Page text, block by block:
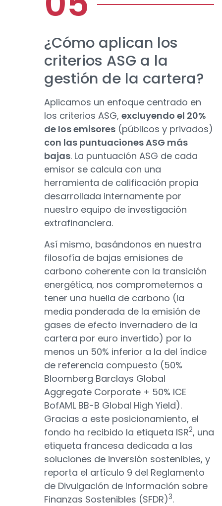
¿Cómo aplican los
criterios ASG a la
gestión de la cartera?
Aplicamos un enfoque centrado en
los criterios ASG, excluyendo el 20%
de los emisores (públicos y privados)
con las puntuaciones ASG más
bajas. La puntuación ASG de cada
emisor se calcula con una
herramienta de calificación propia
desarrollada internamente por
nuestro equipo de investigación
extrafinanciera.
Así mismo, basándonos en nuestra
filosofía de bajas emisiones de
carbono coherente con la transición
energética, nos comprometemos a
tener una huella de carbono (la
media ponderada de la emisión de
gases de efecto invernadero de la
cartera por euro invertido) por lo
menos un 50% inferior a la del índice
de referencia compuesto (50%
Bloomberg Barclays Global
Aggregate Corporate + 50% ICE
BofAML BB-B Global High Yield).
Gracias a este posicionamiento, el
fondo ha recibido la etiqueta ISR2, una
etiqueta francesa dedicada a las
soluciones de inversión sostenibles, y
reporta el artículo 9 del Reglamento
de Divulgación de Información sobre
Finanzas Sostenibles (SFDR)3.